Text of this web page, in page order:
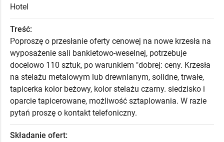
Hotel
Treść:
Poproszę o przesłanie oferty cenowej na nowe krzesła na
wyposażenie sali bankietowo-weselnej, potrzebuje
docelowo 110 sztuk, po warunkiem "dobrej: ceny. Krzesła
na stelażu metalowym lub drewnianym, solidne, trwałe,
tapicerka kolor beżowy, kolor stelażu czarny. siedzisko i
oparcie tapicerowane, możliwość sztaplowania. W razie
pytań proszę o kontakt telefoniczny.
Składanie ofert: